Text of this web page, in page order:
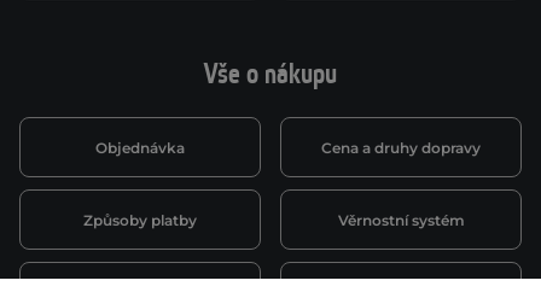
Vše o nákupu
Objednávka Cena a druhy dopravy
Způsoby platby Věrnostní systém